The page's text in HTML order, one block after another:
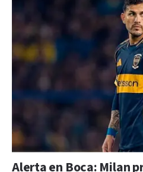
Alerta en Boca: Milan